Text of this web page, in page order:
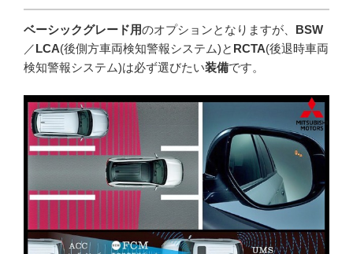
ベーシックグレード用のオプションとなりますが、 BSW
／LCA(後側方車両検知警報システム)と RCTA(後退時車両
検知警報システム)は必ず選びたい装備です。